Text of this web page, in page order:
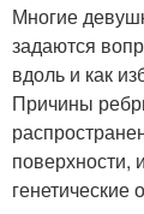
Многие
задаются
вдоль и как
Причины
поверхности,
генетические